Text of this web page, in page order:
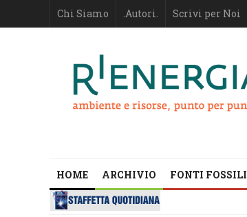
Chi Siamo .Autori. Scrivi per Noi
HOME ARCHIVIO FONTI FOSSILI